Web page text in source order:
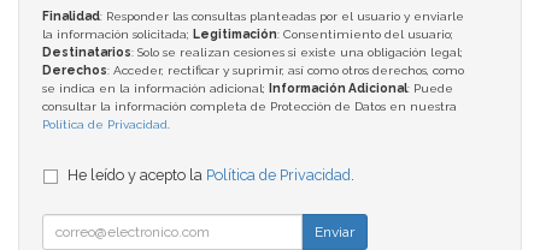
Finalidad: Responder las consultas planteadas por el usuario y enviarle
la información solicitada; Legitimación: Consentimiento del usuario;
Destinatarios: Solo se realizan cesiones si existe una obligación legal;
Derechos: Acceder, rectificar y suprimir, así como otros derechos, como
se indica en la información adicional;
Información Adicional: Puede
consultar la información completa de Protección de Datos en nuestra
Política de Privacidad
He leído y acepto la Política de Privacidad
Enviar